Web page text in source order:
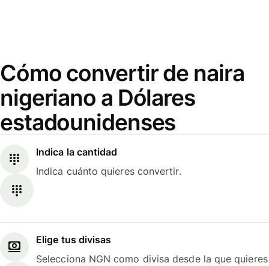
Cómo convertir de naira
nigeriano a Dólares
estadounidenses
Indica la cantidad
Indica cuánto quieres convertir.
Elige tus divisas
Selecciona NGN como divisa desde la que quieres